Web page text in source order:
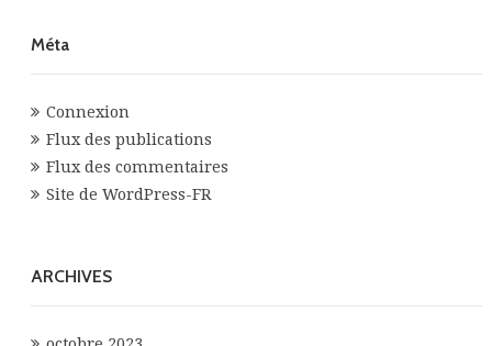
Méta
Connexion
Flux des publications
Flux des commentaires
Site de WordPress-FR
ARCHIVES